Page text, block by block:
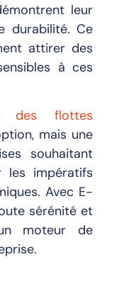
leur
durabilité. Ce
attirer des
à ces
des flottes
mais une
souhaitant
les impératifs
Avec E-
sérénité et
moteur de